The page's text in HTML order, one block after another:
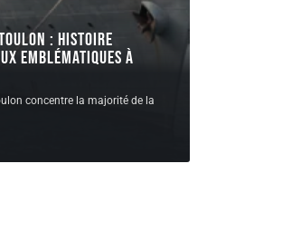
: histoire
emblématiques à
concentre la majorité de la